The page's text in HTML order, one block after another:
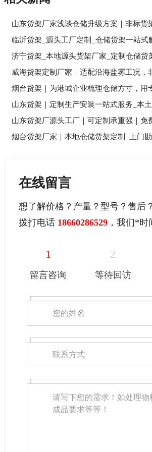
临沂货架_源头工厂定制_仓储货架一站式
济宁货架_本地源头货架厂家_定制仓储货
山东货架｜定制生产安装一站式服务_本
山东货架厂源头工厂｜可定制承重强｜免
烟台货架厂家｜本地仓储货架定制_上门
在线留言
想了解价格？产量？型号？售后
拨打电话 18660286529 ，我们*时
1
留言咨询
2
等待回访